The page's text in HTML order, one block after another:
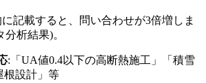
記載すると、問い合わせが3倍増しま
析結果)。
:「UA値0.4以下の高断熱施工」「積雪
根設計」等